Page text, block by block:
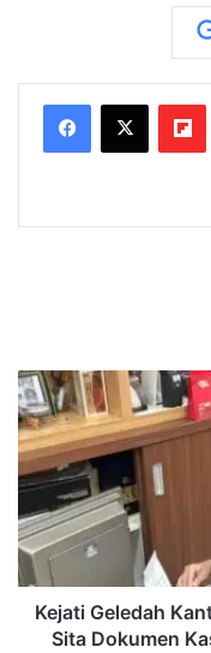
Kejati
Geledah
Kantor
Dinas
ESDM
Kaltim,
Penyidik
Sita
Dokumen
Kasus
Dugaan
Kejati Geledah
Sita Dokumen